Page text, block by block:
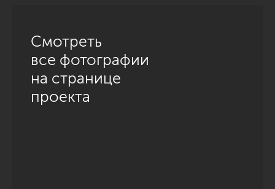
Смотреть
все фотографии
на странице
проекта